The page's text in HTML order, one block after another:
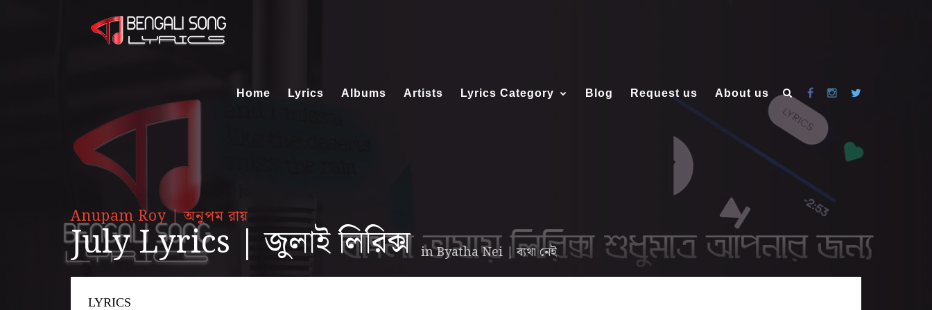
Home Lyrics Albums Artists Lyrics Category Blog Request us About us
Anupam Roy | অনুপম রায়
July Lyrics | জুলাই লিরিক্স inByatha Nei | ব্যথা নেই
LYRICS